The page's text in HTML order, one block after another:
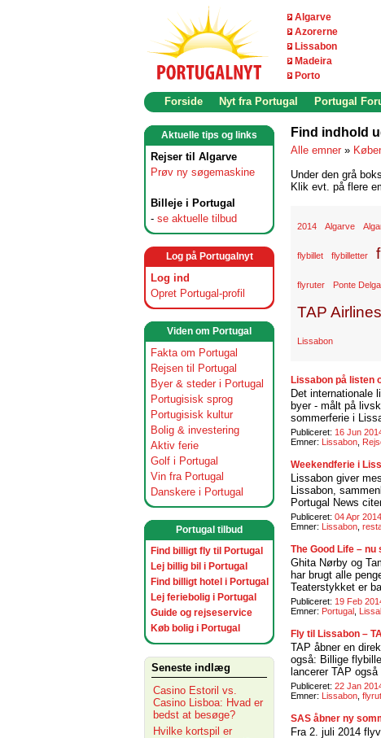
Algarve
Azorerne
Lissabon
Madeira
Porto
Forside Nyt fra Portugal Portugal
Aktuelle tips og links
Rejser til Algarve
Prøv ny søgemaskine
Billeje i Portugal
- se aktuelle tilbud
Log på Portugalnyt
Log ind
Opret Portugal-profil
Viden om Portugal
Fakta om Portugal
Rejsen til Portugal
Byer & steder i Portugal
Portugisisk sprog
Portugisisk kultur
Bolig & investering
Aktiv ferie
Golf i Portugal
Vin fra Portugal
Danskere i Portugal
Portugal tilbud
Find billigt fly til Portugal
Lej billig bil i Portugal
Find billigt hotel i Portugal
Lej feriebolig i Portugal
Guide og rejseservice
Køb bolig i Portugal
Seneste indlæg
Casino Estoril vs.
Casino Lisboa: Hvad er
bedst at besøge?
Hvilke kortspil er
Find indhold
Alle emner »
Under den grå
Klik evt. på flere
2014 Algarve
flybillet flybilletter
flyruter Ponte
TAP Airlines
Lissabon
Lissabon på listen
Det internationale
byer - målt på
sommerferie i
Publiceret: 16 Jun
Emner: Lissabon
Weekendferie i
Lissabon giver
Lissabon,
Portugal News
Publiceret: 04 Apr
Emner: Lissabon
The Good Life –
Ghita Nørby og
har brugt alle
Teaterstykket er
Publiceret: 19 Feb
Emner: Portugal
Fly til Lissabon –
TAP åbner en
også: Billige
lancerer TAP
Publiceret: 22 Jan
Emner: Lissabon
SAS åbner ny
Fra 2. juli 2014